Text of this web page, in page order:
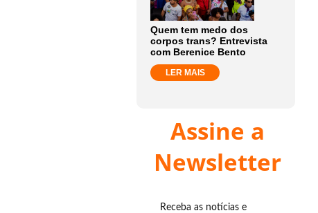
Quem tem medo dos
corpos trans? Entrevista
com Berenice Bento
LER MAIS
Assine a
Newsletter
Receba as notícias e